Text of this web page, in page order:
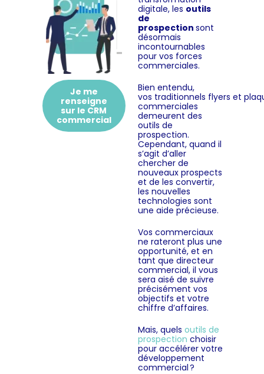
Je me
renseigne
sur le CRM
commercial
digitale, les outils
de
prospection sont
désormais
incontournables
pour vos forces
commerciales.
Bien entendu,
vos traditionnels flyers et
commerciales
demeurent des
outils de
prospection.
Cependant, quand il
s’agit d’aller
chercher de
nouveaux prospects
et de les convertir,
les nouvelles
technologies sont
une aide précieuse.
Vos commerciaux
ne rateront plus une
opportunité, et en
tant que directeur
commercial, il vous
sera aisé de suivre
précisément vos
objectifs et votre
chiffre d’affaires.
Mais, quels outils de
prospection choisir
pour accélérer votre
développement
commercial ?